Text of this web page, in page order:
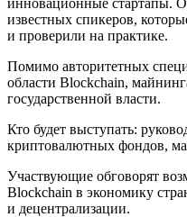
известных спикеров,
и проверили на практике.
Помимо авторитетных
области Blockchain,
государственной власти.
Кто будет выступать:
криптовалютных фондов,
Участвующие обговорят
Blockchain в экономику
и децентрализации.